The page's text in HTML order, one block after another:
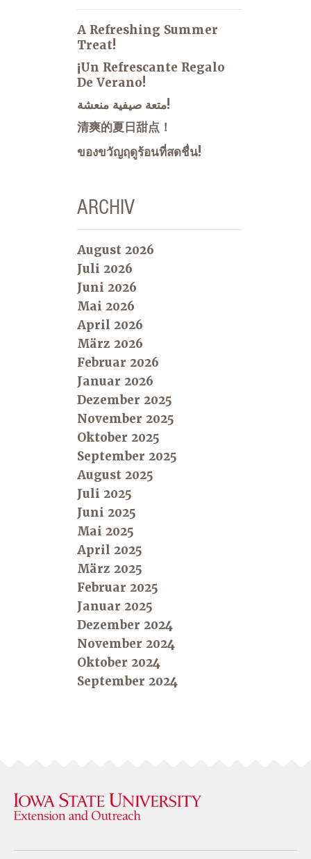
A Refreshing Summer
Treat!
¡Un Refrescante Regalo
De Verano!
متعة صيفية منعشة!
清爽的夏日甜点！
ของขวัญฤดูร้อนที่สดชื่น!
ARCHIV
August 2026
Juli 2026
Juni 2026
Mai 2026
April 2026
März 2026
Februar 2026
Januar 2026
Dezember 2025
November 2025
Oktober 2025
September 2025
August 2025
Juli 2025
Juni 2025
Mai 2025
April 2025
März 2025
Februar 2025
Januar 2025
Dezember 2024
November 2024
Oktober 2024
September 2024